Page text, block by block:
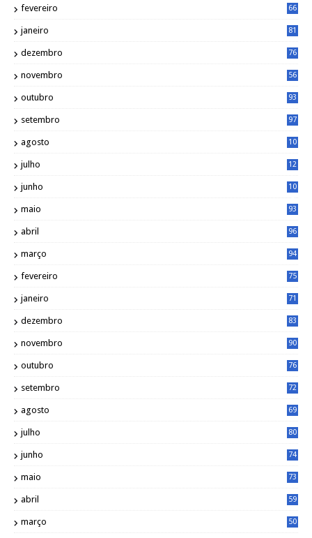
fevereiro 66
janeiro 81
dezembro 76
novembro 56
outubro 93
setembro 97
agosto
10
julho
12
junho
10
maio 93
abril 96
março 94
fevereiro 75
janeiro 71
dezembro 83
novembro 90
outubro 76
setembro 72
agosto 69
julho 80
junho 74
maio 73
abril 59
março 50